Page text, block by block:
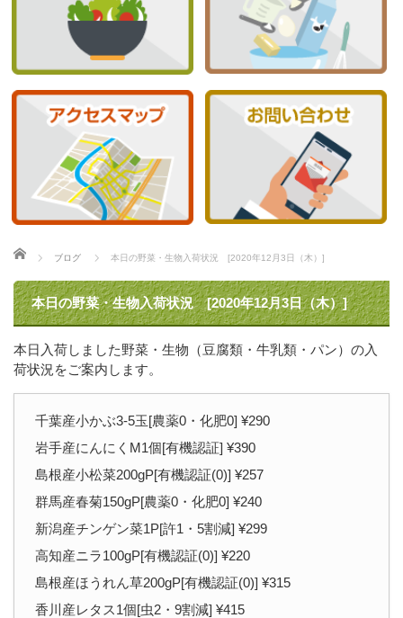
ホーム
ブログ 本日の野菜・生物入荷状況 [2020年12月3日（木）]
本日の野菜・生物入荷状況 [2020年12月3日（木）]
本日入荷しました野菜・生物（豆腐類・牛乳類・パン）の入
荷状況をご案内します。
千葉産小かぶ3-5玉[農薬0・化肥0] ¥290
岩手産にんにくM1個[有機認証] ¥390
島根産小松菜200gP[有機認証(0)] ¥257
群馬産春菊150gP[農薬0・化肥0] ¥240
新潟産チンゲン菜1P[許1・5割減] ¥299
高知産ニラ100gP[有機認証(0)] ¥220
島根産ほうれん草200gP[有機認証(0)] ¥315
香川産レタス1個[虫2・9割減] ¥415